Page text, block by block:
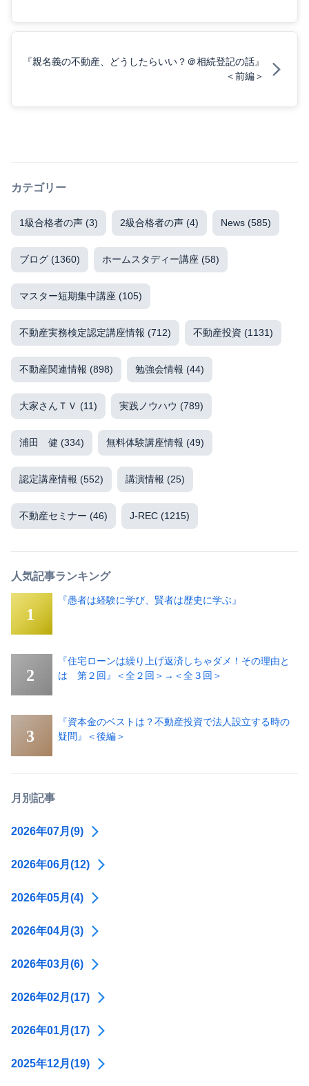
『親名義の不動産、どうしたらいい？＠相続登記の話』
＜前編＞
カテゴリー
1級合格者の声 (3) 2級合格者の声 (4) News (585)
ブログ (1360) ホームスタディー講座 (58)
マスター短期集中講座 (105)
不動産実務検定認定講座情報 (712) 不動産投資 (1131)
不動産関連情報 (898) 勉強会情報 (44)
大家さんＴＶ (11) 実践ノウハウ (789)
浦田 健 (334) 無料体験講座情報 (49)
認定講座情報 (552) 講演情報 (25)
不動産セミナー (46) J-REC (1215)
人気記事ランキング
『愚者は経験に学び、賢者は歴史に学ぶ』
『住宅ローンは繰り上げ返済しちゃダメ！その理由と
は 第２回』＜全２回＞→＜全３回＞
『資本金のベストは？不動産投資で法人設立する時の
疑問』＜後編＞
月別記事
2026年07月(9)
2026年06月(12)
2026年05月(4)
2026年04月(3)
2026年03月(6)
2026年02月(17)
2026年01月(17)
2025年12月(19)